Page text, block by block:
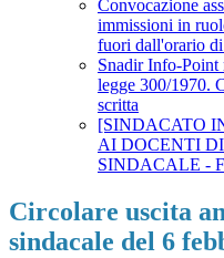
Convocazione
immissioni in
fuori dall'orario
Snadir Info-Point
legge 300/1970.
scritta
[SINDACATO
AI DOCENTI
SINDACALE -
Circolare uscita
sindacale del 6